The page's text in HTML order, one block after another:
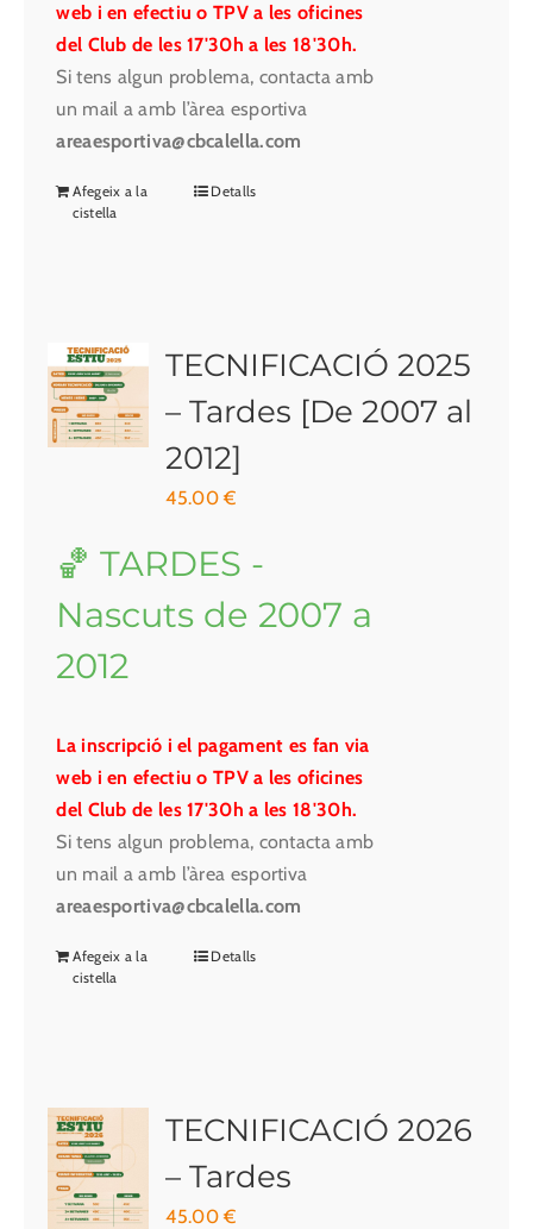
web i en efectiu o TPV a les oficines
del Club de les 17'30h a les 18'30h.
Si tens algun problema, contacta amb
un mail a amb l’àrea esportiva
areaesportiva@cbcalella.com
Afegeix a la
cistella
Detalls
TECNIFICACIÓ 2025
– Tardes [De 2007 al
2012]
45.00€
🏀 TARDES -
Nascuts de 2007 a
2012
La inscripció i el pagament es fan via
web i en efectiu o TPV a les oficines
del Club de les 17'30h a les 18'30h.
Si tens algun problema, contacta amb
un mail a amb l’àrea esportiva
areaesportiva@cbcalella.com
Afegeix a la
cistella
Detalls
TECNIFICACIÓ 2026
– Tardes
45.00€